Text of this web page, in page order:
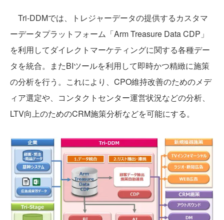
Tri-DDMでは、トレジャーデータの提供するカスタマ
ーデータプラットフォーム「Arm Treasure Data CDP」
を利用してダイレクトマーケティングに関する各種デー
タを統合。またBIツールを利用して即時かつ精緻に施策
の分析を行う。これにより、CPO維持改善のためのメデ
ィア選定や、コンタクトセンター運営状況などの分析、
LTV向上のためのCRM施策分析などを可能にする。